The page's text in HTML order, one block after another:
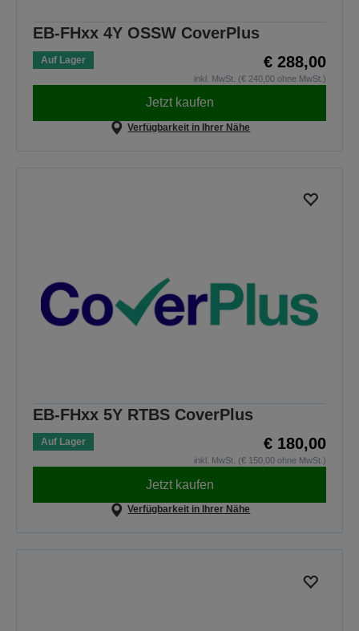
EB-FHxx 4Y OSSW CoverPlus
Auf Lager € 288,00
inkl. MwSt. (€ 240,00 ohne MwSt.)
Jetzt kaufen
Verfügbarkeit in Ihrer Nähe
EB-FHxx 5Y RTBS CoverPlus
Auf Lager € 180,00
inkl. MwSt. (€ 150,00 ohne MwSt.)
Jetzt kaufen
Verfügbarkeit in Ihrer Nähe